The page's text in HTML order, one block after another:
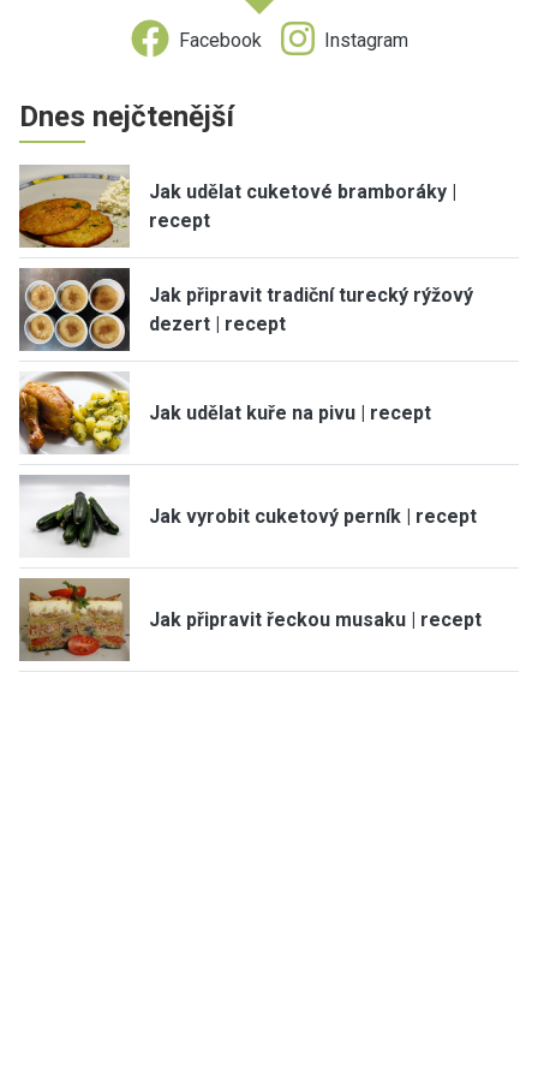
Facebook Instagram
Dnes nejčtenější
Jak udělat cuketové bramboráky |
recept
Jak připravit tradiční turecký rýžový
dezert | recept
Jak udělat kuře na pivu | recept
Jak vyrobit cuketový perník | recept
Jak připravit řeckou musaku | recept